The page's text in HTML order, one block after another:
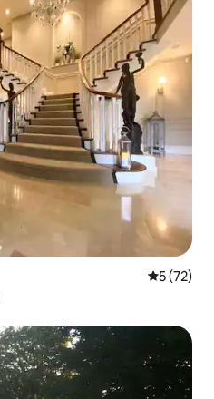
5 de uma
5 (72)